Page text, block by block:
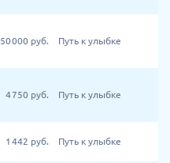
50 000 руб. Путь к улыбке
4 750 руб. Путь к улыбке
1 442 руб. Путь к улыбке